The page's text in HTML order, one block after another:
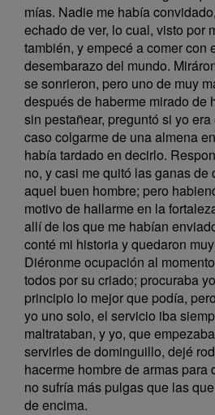
mías. Nadie me había
echado de ver, lo cual, visto por
también, y empecé a comer con
desembarazo del mundo.
se sonrieron, pero uno de muy
después de haberme mirado de
sin pestañear, preguntó si yo
caso colgarme de una almena
había tardado en decirlo.
no, y casi me quitó las ganas de
aquel buen hombre; pero
motivo de hallarme en la
allí de los que me habían
conté mi historia y quedaron
Diéronme ocupación al
todos por su criado; procuraba
principio lo mejor que podía,
yo uno solo, el servicio iba
maltrataban, y yo, que
servirles de dominguillo, dejé
hacerme hombre de armas para
no sufría más pulgas que las
de encima.